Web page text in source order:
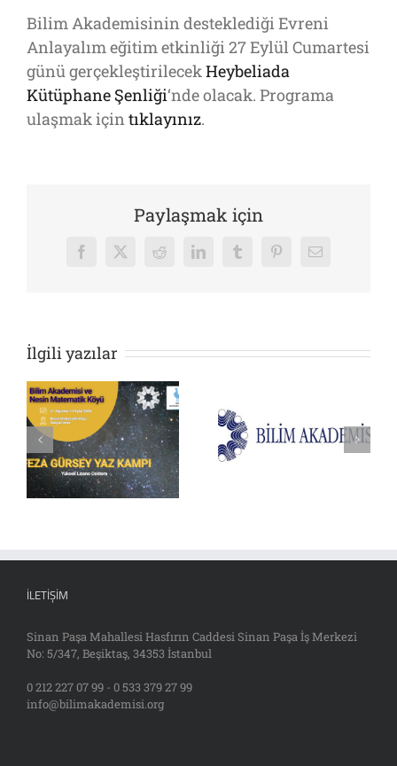
Bilim Akademisinin desteklediği Evreni
Anlayalım eğitim etkinliği 27 Eylül Cumartesi
günü gerçekleştirilecekHeybeliada
Kütüphane Şenliği‘nde olacak. Programa
ulaşmak içintıklayınız.
Paylaşmak için
Facebook
X Reddit LinkedInTumblrPinterest
E-
İlgili yazılar
İLETIŞIM
Sinan Paşa Mahallesi Hasfırın Caddesi Sinan Paşa İş Merkezi
No: 5/347, Beşiktaş, 34353 İstanbul
0 212 227 07 99 - 0 533 379 27 99
info@bilimakademisi.org